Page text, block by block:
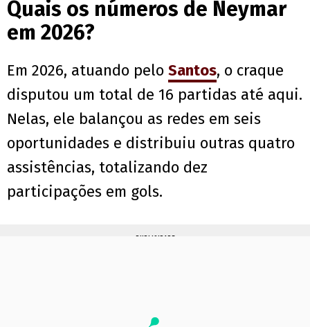
Quais os números de Neymar
em 2026?
Em 2026, atuando pelo Santos, o craque
disputou um total de 16 partidas até aqui.
Nelas, ele balançou as redes em seis
oportunidades e distribuiu outras quatro
assistências, totalizando dez
participações em gols.
PUBLICIDADE